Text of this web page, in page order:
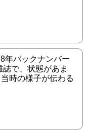
年バックナンバー
で、状態があま
時の様子が伝わる